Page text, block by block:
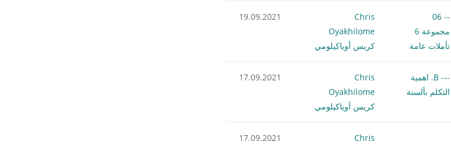
-- 06
مجموعة 6
تأملات عامة
Chris
Oyakhilome
كريس أوياكيلومي
19.09.2021
--- B. اهمية
التكلم بألسنة
Chris
Oyakhilome
كريس أوياكيلومي
17.09.2021
Chris
17.09.2021